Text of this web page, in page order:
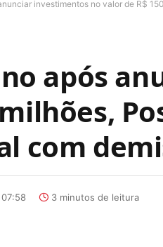
investimentos no valor de R$
após
com
3 minutos de leitura